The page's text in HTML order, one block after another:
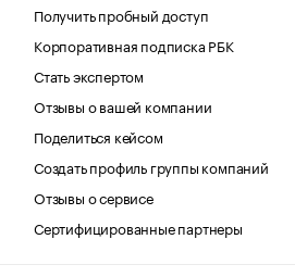
Получить пробный доступ
Корпоративная подписка РБК
Стать экспертом
Отзывы о вашей компании
Поделиться кейсом
Создать профиль группы компаний
Отзывы о сервисе
Сертифицированные партнеры